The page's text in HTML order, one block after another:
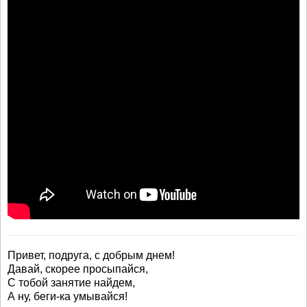
Привет, подруга, с добрым днем!
Давай, скорее просыпайся,
С тобой занятие найдем,
А ну, беги-ка умывайся!